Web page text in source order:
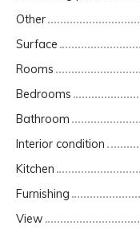
Other
Surface
Rooms
Bedrooms
Bathroom
Interior condition
Kitchen
Furnishing
View